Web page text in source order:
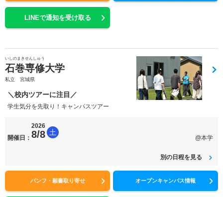
LINEで通知を受け取る
いしのまきせんしゅう
石巻専修大学
私立 宮城県
＼校内ツアーに注目／
学生気分を先取り！キャンパスツアー
開催日：
2026
8/8 土
@本学
別の日程を見る
パンフ・願書取り寄せ オープンキャンパス情報